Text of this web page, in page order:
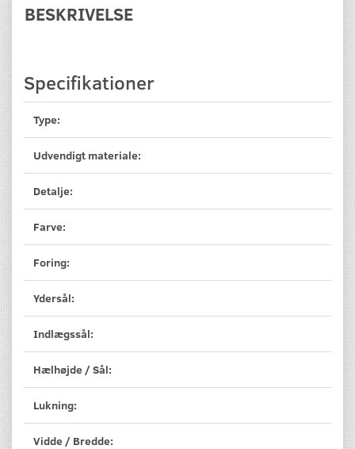
BESKRIVELSE
Specifikationer
Type:
Udvendigt materiale:
Detalje:
Farve:
Foring:
Ydersål:
Indlægssål:
Hælhøjde / Sål:
Lukning:
Vidde / Bredde: